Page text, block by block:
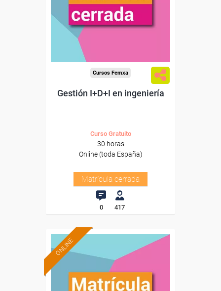
Cursos Femxa
Gestión I+D+I en ingeniería
Curso Gratuito
30 horas
Online (toda España)
Matrícula cerrada
0 417
ONLINE